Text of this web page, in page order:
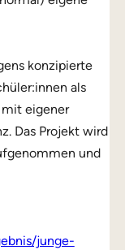
konzipierte
als
eigener
Das Projekt wird
und
junge-